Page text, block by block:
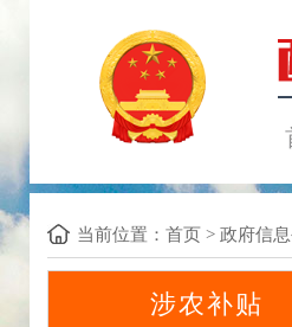
当前位置： 首页> 政府信
涉农补贴